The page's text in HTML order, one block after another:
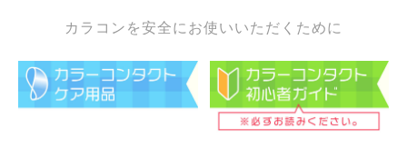
カラコンを安全にお使いいただくために